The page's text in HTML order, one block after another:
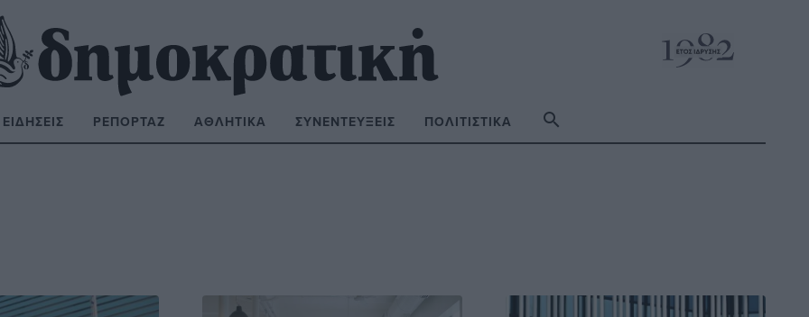
ΕΙΔΉΣΕΙΣ ΡΕΠΟΡΤΆΖ ΑΘΛΗΤΙΚΆ ΣΥΝΕΝΤΕΎΞΕΙΣ ΠΟΛΙΤΙΣΤΙΚΆ